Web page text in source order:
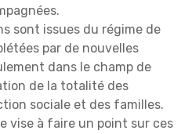
sont issues du régime de
par de nouvelles
dans le champ de
de la totalité des
sociale et des familles.
vise à faire un point sur ces